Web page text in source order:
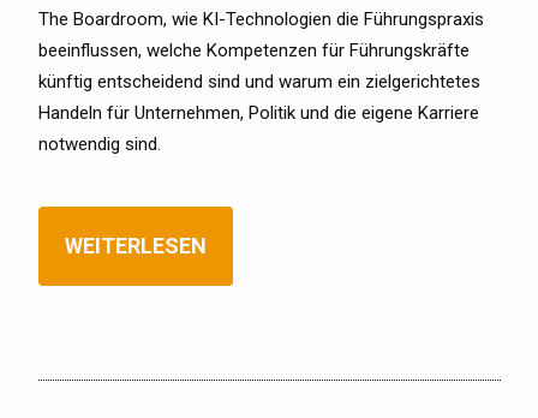
The Boardroom, wie KI-Technologien die Führungspraxis
beeinflussen, welche Kompetenzen für Führungskräfte
künftig entscheidend sind und warum ein zielgerichtetes
Handeln für Unternehmen, Politik und die eigene Karriere
notwendig sind.
WEITERLESEN